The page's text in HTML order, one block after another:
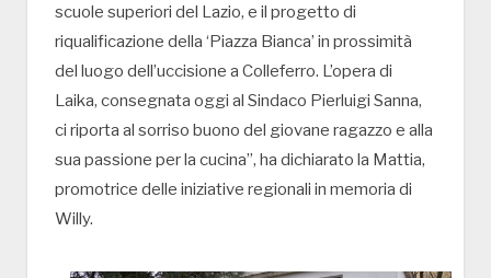
scuole superiori del Lazio, e il progetto di
riqualificazione della ‘Piazza Bianca’ in prossimità
del luogo dell’uccisione a Colleferro. L’opera di
Laika, consegnata oggi al Sindaco Pierluigi Sanna,
ci riporta al sorriso buono del giovane ragazzo e alla
sua passione per la cucina”, ha dichiarato la Mattia,
promotrice delle iniziative regionali in memoria di
Willy.